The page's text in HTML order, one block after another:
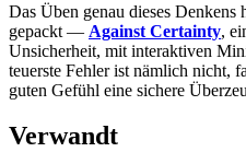
Das Üben genau dieses
gepackt — Against Certainty,
Unsicherheit, mit interaktiven
teuerste Fehler ist nämlich nicht,
guten Gefühl eine sichere
Verwandt